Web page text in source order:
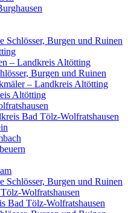
Schlösser, Burgen und Ruinen
– Landkreis Altötting
Burgen und Ruinen
– Landkreis Altötting
Altötting
Bad Tölz-Wolfratshausen
Schlösser, Burgen und Ruinen
Wolfratshausen
Bad Tölz-Wolfratshausen